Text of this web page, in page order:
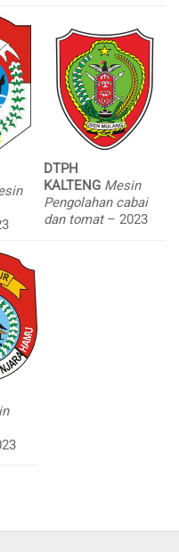
DTPH
KALTENG Mesin
Pengolahan cabai
dan tomat – 2023